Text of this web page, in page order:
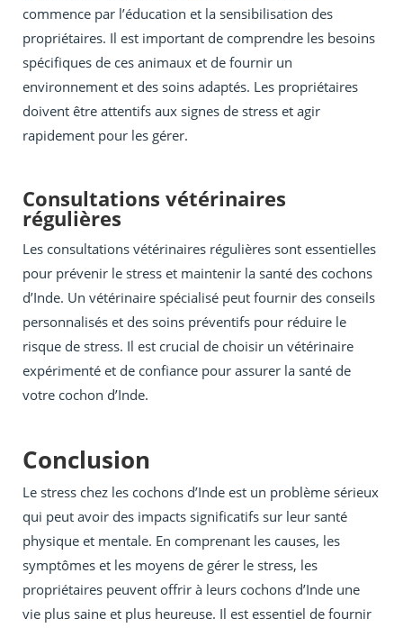
commence par l’éducation et la sensibilisation des
propriétaires. Il est important de comprendre les besoins
spécifiques de ces animaux et de fournir un
environnement et des soins adaptés. Les propriétaires
doivent être attentifs aux signes de stress et agir
rapidement pour les gérer.
Consultations vétérinaires
régulières
Les consultations vétérinaires régulières sont essentielles
pour prévenir le stress et maintenir la santé des cochons
d’Inde. Un vétérinaire spécialisé peut fournir des conseils
personnalisés et des soins préventifs pour réduire le
risque de stress. Il est crucial de choisir un vétérinaire
expérimenté et de confiance pour assurer la santé de
votre cochon d’Inde.
Conclusion
Le stress chez les cochons d’Inde est un problème sérieux
qui peut avoir des impacts significatifs sur leur santé
physique et mentale. En comprenant les causes, les
symptômes et les moyens de gérer le stress, les
propriétaires peuvent offrir à leurs cochons d’Inde une
vie plus saine et plus heureuse. Il est essentiel de fournir